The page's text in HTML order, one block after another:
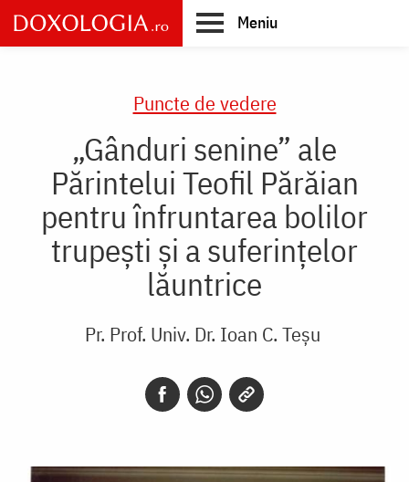
Skip
to
main
Meniu
Puncte de vedere
„Gânduri senine” ale
Părintelui Teofil Părăian
pentru înfruntarea bolilor
trupești și a suferințelor
lăuntrice
Pr. Prof. Univ. Dr. Ioan C. Teșu